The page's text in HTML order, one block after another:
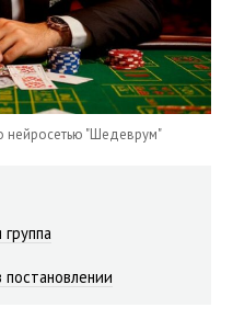
нейросетью "Шедеврум"